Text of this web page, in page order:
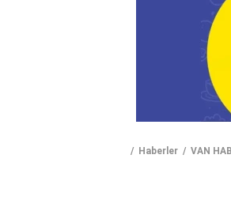
Haberler VAN